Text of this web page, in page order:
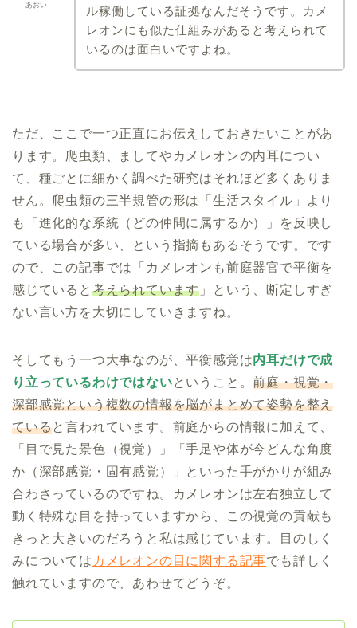
あおい
ル稼働している証拠なんだそうです。カメ
レオンにも似た仕組みがあると考えられて
いるのは面白いですよね。
ただ、ここで一つ正直にお伝えしておきたいことがあ
ります。爬虫類、ましてやカメレオンの内耳につい
て、種ごとに細かく調べた研究はそれほど多くありま
せん。爬虫類の三半規管の形は「生活スタイル」より
も「進化的な系統（どの仲間に属するか）」を反映し
ている場合が多い、という指摘もあるそうです。です
ので、この記事では「カメレオンも前庭器官で平衡を
感じていると 考えられています 」という、断定しすぎ
ない言い方を大切にしていきますね。
そしてもう一つ大事なのが、平衡感覚は内耳だけで成
り立っているわけではないということ。前庭・視覚・
深部感覚という複数の情報を脳がまとめて姿勢を整え
ていると言われています。前庭からの情報に加えて、
「目で見た景色（視覚）」「手足や体が今どんな角度
か（深部感覚・固有感覚）」といった手がかりが組み
合わさっているのですね。カメレオンは左右独立して
動く特殊な目を持っていますから、この視覚の貢献も
きっと大きいのだろうと私は感じています。目のしく
みについては カメレオンの目に関する記事でも詳しく
触れていますので、あわせてどうぞ。